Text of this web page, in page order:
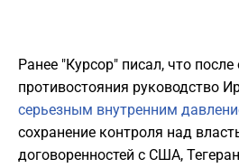
Ранее "Курсор" писал, что
противостояния руководство
серьезным внутренним
сохранение контроля над
договоренностей с США,